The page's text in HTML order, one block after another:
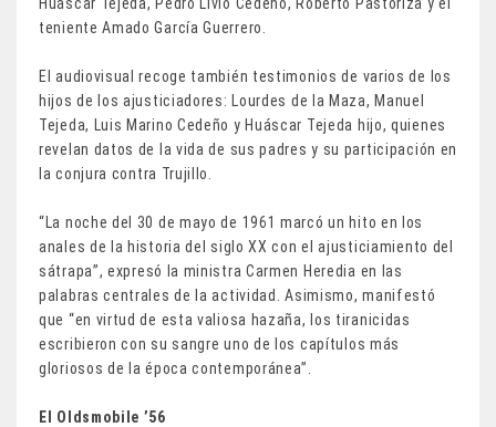
teniente Amado García Guerrero.
El audiovisual recoge también testimonios de varios de los
hijos de los ajusticiadores: Lourdes de la Maza, Manuel
Tejeda, Luis Marino Cedeño y Huáscar Tejeda hijo, quienes
revelan datos de la vida de sus padres y su participación en
la conjura contra Trujillo.
“La noche del 30 de mayo de 1961 marcó un hito en los
anales de la historia del siglo XX con el ajusticiamiento del
sátrapa”, expresó la ministra Carmen Heredia en las
palabras centrales de la actividad. Asimismo, manifestó
que “en virtud de esta valiosa hazaña, los tiranicidas
escribieron con su sangre uno de los capítulos más
gloriosos de la época contemporánea”.
El Oldsmobile ’56